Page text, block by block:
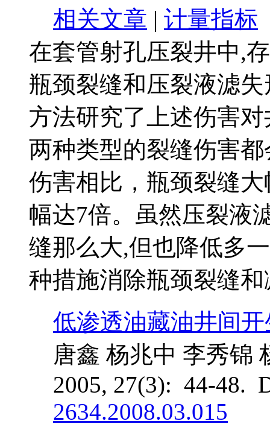
相关文章 | 计量指标
在套管射孔压裂井中,
瓶颈裂缝和压裂液滤
方法研究了上述伤害
两种类型的裂缝伤害
伤害相比，瓶颈裂缝
幅达7倍。虽然压裂液
缝那么大,但也降低多
种措施消除瓶颈裂缝
低渗透油藏油井间
唐鑫 杨兆中 李秀锦
2005, 27(3): 44-48.
2634.2008.03.015